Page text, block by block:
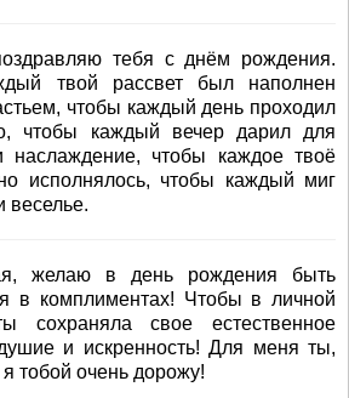
тебя с днём рождения.
твой рассвет был наполнен
чтобы каждый день проходил
чтобы каждый вечер дарил для
чтобы каждое твоё
исполнялось, чтобы каждый миг
веселье.
желаю в день рождения быть
в комплиментах! Чтобы в личной
сохраняла свое естественное
и искренность! Для меня ты,
тобой очень дорожу!